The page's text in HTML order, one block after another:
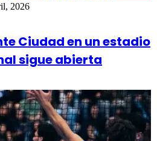
2026
Ciudad en un estadio
sigue abierta